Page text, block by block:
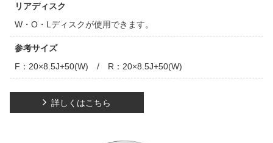
リアディスク
W・O・Lディスクが使用できます。
参考サイズ
F：20×8.5J+50(W) / R：20×8.5J+50(W)
詳しくはこちら